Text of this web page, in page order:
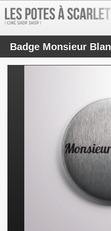
Badge Monsieur